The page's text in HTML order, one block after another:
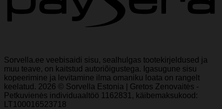
Sorvella.ee veebisaidi sisu, sealhulgas tootekirjeldused ja
muu teave, on kaitstud autoriõigustega. Igasugune sisu
kopeerimine ja levitamine ilma omaniku loata on rangelt
keelatud. 2026 © Sorvella Estonia | Gretos Zenovaitės -
Petkuvienės individuaaltöö 1162831, käibemaksukood:
LT100016523718